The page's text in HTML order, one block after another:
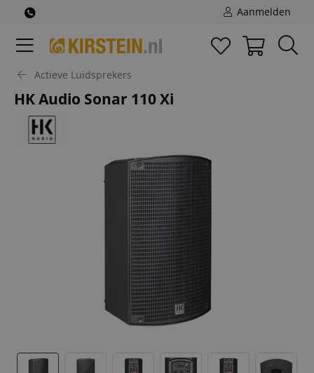
Aanmelden
Actieve Luidsprekers
HK Audio Sonar 110 Xi